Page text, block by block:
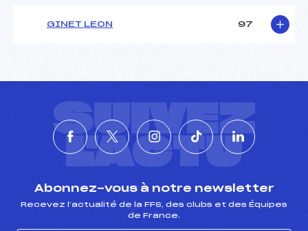
GINET LEON 97
SUIVEZ
L'ACTU
Abonnez-vous à notre newsletter
Recevez l’actualité de la FFS, des clubs et des Équipes
de France.